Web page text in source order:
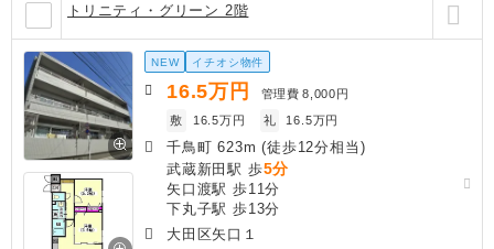
トリニティ・グリーン 2階
NEW イチオシ物件
16.5万円 管理費 8,000円
敷
16.5万円 礼 16.5万円
千鳥町 623m (徒歩12分相当)
武蔵新田駅 歩5分
矢口渡駅 歩11分
下丸子駅 歩13分
大田区矢口１